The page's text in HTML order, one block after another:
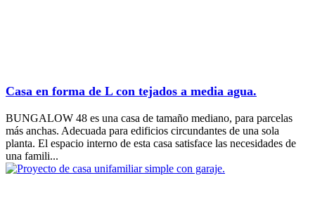
Casa en forma de L con tejados a media agua.
BUNGALOW 48 es una casa de tamaño mediano, para parcelas
más anchas. Adecuada para edificios circundantes de una sola
planta. El espacio interno de esta casa satisface las necesidades de
una famili...